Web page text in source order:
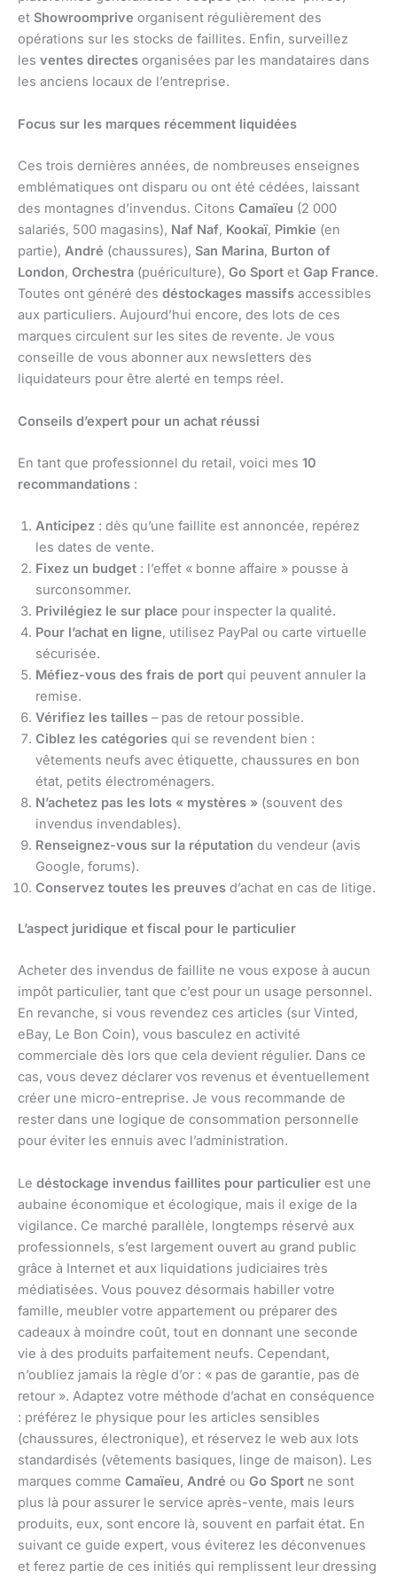
et Showroomprive organisent régulièrement des
opérations sur les stocks de faillites. Enfin, surveillez
les ventes directes organisées par les mandataires dans
les anciens locaux de l’entreprise.
Focus sur les marques récemment liquidées
Ces trois dernières années, de nombreuses enseignes
emblématiques ont disparu ou ont été cédées, laissant
des montagnes d’invendus. Citons Camaïeu (2 000
salariés, 500 magasins), Naf Naf, Kookaï, Pimkie (en
partie), André (chaussures), San Marina, Burton of
London, Orchestra (puériculture), Go Sport et Gap France.
Toutes ont généré des déstockages massifs accessibles
aux particuliers. Aujourd’hui encore, des lots de ces
marques circulent sur les sites de revente. Je vous
conseille de vous abonner aux newsletters des
liquidateurs pour être alerté en temps réel.
Conseils d’expert pour un achat réussi
En tant que professionnel du retail, voici mes 10
recommandations :
Anticipez : dès qu’une faillite est annoncée, repérez
les dates de vente.
Fixez un budget : l’effet « bonne affaire » pousse à
surconsommer.
Privilégiez le sur place pour inspecter la qualité.
Pour l’achat en ligne, utilisez PayPal ou carte virtuelle
sécurisée.
Méfiez-vous des frais de port qui peuvent annuler la
remise.
Vérifiez les tailles – pas de retour possible.
Ciblez les catégories qui se revendent bien :
vêtements neufs avec étiquette, chaussures en bon
état, petits électroménagers.
N’achetez pas les lots « mystères » (souvent des
invendus invendables).
Renseignez-vous sur la réputation du vendeur (avis
Google, forums).
Conservez toutes les preuves d’achat en cas de litige.
L’aspect juridique et fiscal pour le particulier
Acheter des invendus de faillite ne vous expose à aucun
impôt particulier, tant que c’est pour un usage personnel.
En revanche, si vous revendez ces articles (sur Vinted,
eBay, Le Bon Coin), vous basculez en activité
commerciale dès lors que cela devient régulier. Dans ce
cas, vous devez déclarer vos revenus et éventuellement
créer une micro-entreprise. Je vous recommande de
rester dans une logique de consommation personnelle
pour éviter les ennuis avec l’administration.
Le déstockage invendus faillites pour particulier est une
aubaine économique et écologique, mais il exige de la
vigilance. Ce marché parallèle, longtemps réservé aux
professionnels, s’est largement ouvert au grand public
grâce à Internet et aux liquidations judiciaires très
médiatisées. Vous pouvez désormais habiller votre
famille, meubler votre appartement ou préparer des
cadeaux à moindre coût, tout en donnant une seconde
vie à des produits parfaitement neufs. Cependant,
n’oubliez jamais la règle d’or : « pas de garantie, pas de
retour ». Adaptez votre méthode d’achat en conséquence
: préférez le physique pour les articles sensibles
(chaussures, électronique), et réservez le web aux lots
standardisés (vêtements basiques, linge de maison). Les
marques comme Camaïeu, André ou Go Sport ne sont
plus là pour assurer le service après-vente, mais leurs
produits, eux, sont encore là, souvent en parfait état. En
suivant ce guide expert, vous éviterez les déconvenues
et ferez partie de ces initiés qui remplissent leur dressing